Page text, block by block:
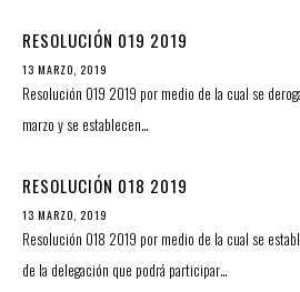
RESOLUCIÓN 019 2019
13 MARZO, 2019
Resolución 019 2019 por medio de la cual se
marzo y se establecen…
RESOLUCIÓN 018 2019
13 MARZO, 2019
Resolución 018 2019 por medio de la cual se
de la delegación que podrá participar…